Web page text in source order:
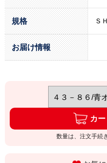
規格 Ｓ
お届け情報
カ
数量は、注文手続